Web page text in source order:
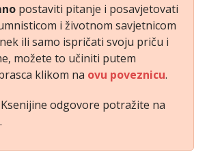
postaviti pitanje i posavjetovati
i životnom savjetnicom
ili samo ispričati svoju priču i
možete to učiniti putem
klikom na ovu poveznicu.
odgovore potražite na
.